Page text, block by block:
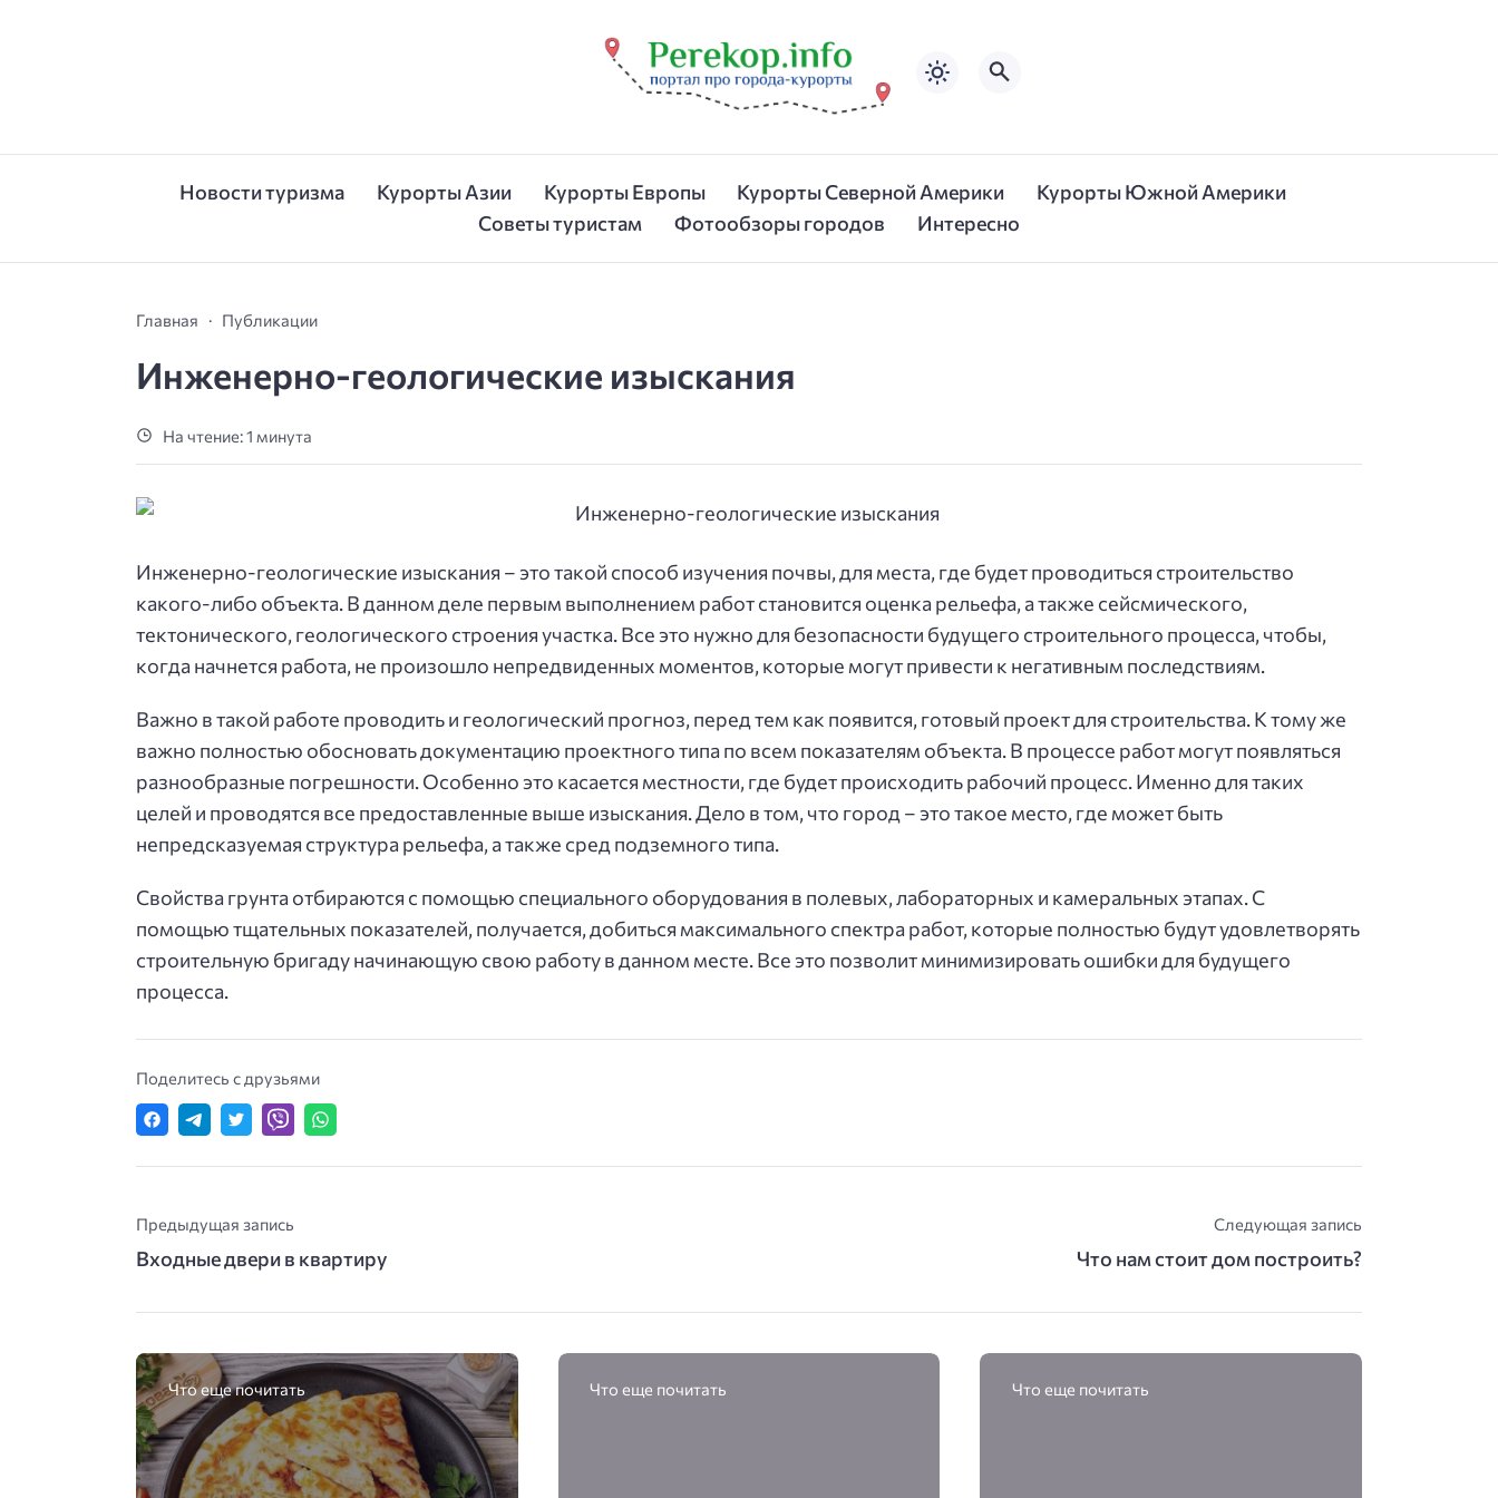
Новости туризма Курорты Азии Курорты Европы Курорты Северной Америки
Курорты Южной Америки
Советы туристам
Фотообзоры городов Интересно
Главная Публикации
Инженерно-геологические изыскания
На чтение: 1 минута
Инженерно-геологические изыскания – это такой способ изучения почвы, для места, где будет проводиться строительство
какого-либо объекта. В данном деле первым выполнением работ становится оценка рельефа, а также сейсмического,
тектонического, геологического строения участка. Все это нужно для безопасности будущего строительного процесса, чтобы,
когда начнется работа, не произошло непредвиденных моментов, которые могут привести к негативным последствиям.
Важно в такой работе проводить и геологический прогноз, перед тем как появится, готовый проект для строительства. К тому же
важно полностью обосновать документацию проектного типа по всем показателям объекта. В процессе работ могут появляться
разнообразные погрешности. Особенно это касается местности, где будет происходить рабочий процесс. Именно для таких
целей и проводятся все предоставленные выше изыскания. Дело в том, что город – это такое место, где может быть
непредсказуемая структура рельефа, а также сред подземного типа.
Свойства грунта отбираются с помощью специального оборудования в полевых, лабораторных и камеральных этапах. С
помощью тщательных показателей, получается, добиться максимального спектра работ, которые полностью будут удовлетворять
строительную бригаду начинающую свою работу в данном месте. Все это позволит минимизировать ошибки для будущего
процесса.
Поделитесь с друзьями
Предыдущая запись
Входные двери в квартиру
Следующая запись
Что нам стоит дом построить?
Что еще почитать Что еще почитать Что еще почитать